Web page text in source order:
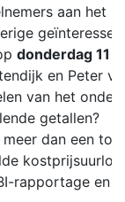
aan het
donderdag 11
en Peter
van het
getallen?
dan een
en